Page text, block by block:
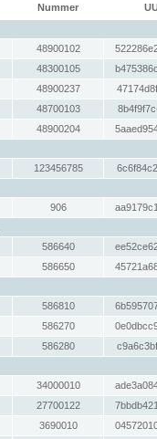
Nummer
48900102
48300105
48900237
48700103
48900204
123456785
906
586640
586650
586810
586270
586280
34000010
27700122
3690010